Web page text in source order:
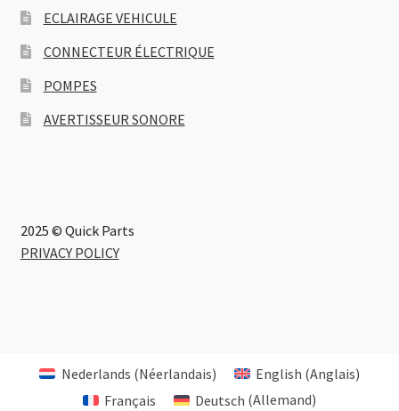
ECLAIRAGE VEHICULE
CONNECTEUR ÉLECTRIQUE
POMPES
AVERTISSEUR SONORE
2025 © Quick Parts
PRIVACY POLICY
Nederlands (Néerlandais) English (Anglais)
Français
Deutsch (Allemand)